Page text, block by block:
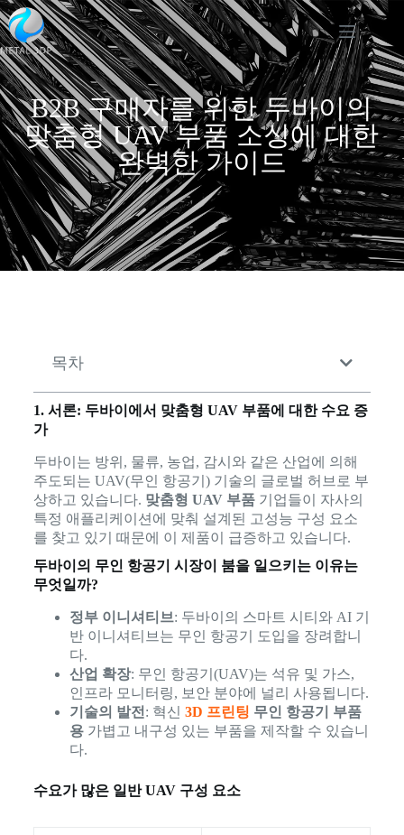
B2B 구매자를 위한 두바이의
맞춤형 UAV 부품 소싱에 대한
완벽한 가이드
목차
1. 서론: 두바이에서 맞춤형 UAV 부품에 대한 수요 증
가
두바이는 방위, 물류, 농업, 감시와 같은 산업에 의해
주도되는 UAV(무인 항공기) 기술의 글로벌 허브로 부
상하고 있습니다. 맞춤형 UAV 부품기업들이 자사의
특정 애플리케이션에 맞춰 설계된 고성능 구성 요소
를 찾고 있기 때문에 이 제품이 급증하고 있습니다.
두바이의 무인 항공기 시장이 붐을 일으키는 이유는
무엇일까?
정부 이니셔티브: 두바이의 스마트 시티와 AI 기
반 이니셔티브는 무인 항공기 도입을 장려합니
다.
산업 확장: 무인 항공기(UAV)는 석유 및 가스,
인프라 모니터링, 보안 분야에 널리 사용됩니다.
기술의 발전 : 혁신 3D 프린팅 무인 항공기 부품
용가볍고 내구성 있는 부품을 제작할 수 있습니
다.
수요가 많은 일반 UAV 구성 요소